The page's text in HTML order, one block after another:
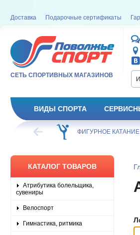
Доставка Подарочные сертификаты
СЕТЬ СПОРТИВНЫХ МАГАЗИНОВ
ВИДЫ СПОРТА
ХОККЕЙ ФИГУРНОЕ КАТАНИЕ
КАТАЛОГ ТОВАРОВ
Атрибутика болельщика,
сувениры
Велоспорт
Гимнастика, ритмика